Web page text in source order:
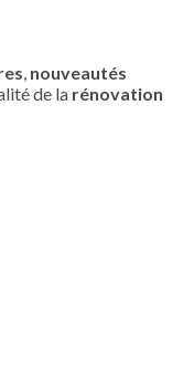
, nouveautés
de la rénovation